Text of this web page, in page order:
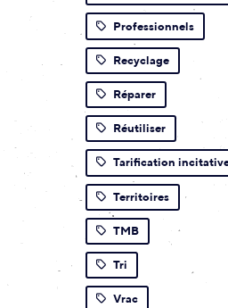
Professionnels
Recyclage
Réparer
Réutiliser
Tarification
Territoires
TMB
Tri
Vrac